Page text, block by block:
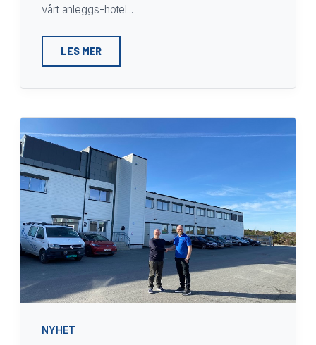
vårt anleggs-hotel...
LES MER
NYHET